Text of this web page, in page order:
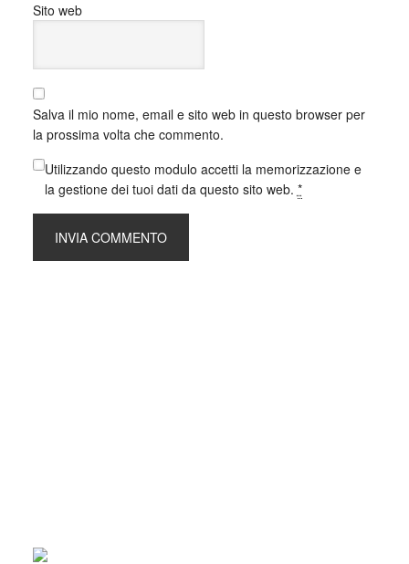
Sito web
Salva il mio nome, email e sito web in questo browser per
la prossima volta che commento.
Utilizzando questo modulo accetti la memorizzazione e
la gestione dei tuoi dati da questo sito web. *